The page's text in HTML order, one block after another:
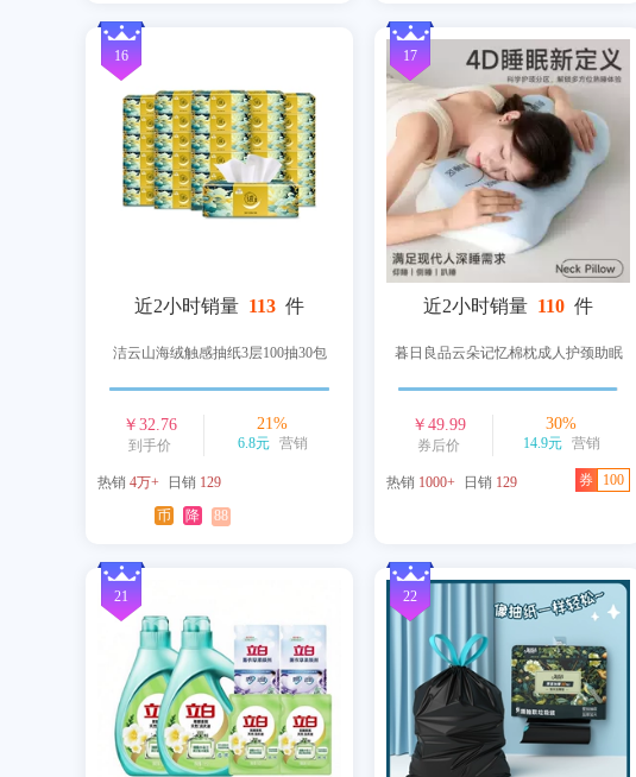
16
近2小时销量 113 件
洁云山海绒触感抽纸3层100抽30包
￥32.76
到手价
21%
6.8元 营销
热销 4万+ 日销 129
币
降 88
17
近2小时销量 110 件
暮日良品云朵记忆棉枕成人护颈助眠
￥49.99
券后价
30%
14.9元 营销
热销 1000+ 日销 129 券 100
21 22